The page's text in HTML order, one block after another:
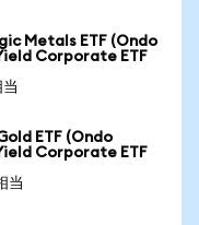
Metals ETF (Ondo
Corporate ETF
ETF (Ondo
Corporate ETF
当